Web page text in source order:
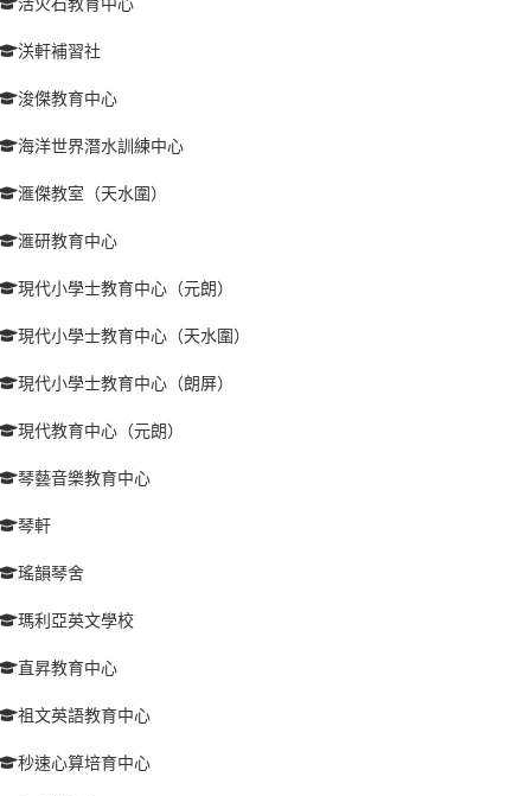
浂軒補習社
浚傑教育中心
海洋世界潛水訓練中心
滙傑教室（天水圍）
滙研教育中心
現代小學士教育中心（元朗）
現代小學士教育中心（天水圍）
現代小學士教育中心（朗屏）
現代教育中心（元朗）
琴藝音樂教育中心
琴軒
瑤韻琴舍
瑪利亞英文學校
直昇教育中心
祖文英語教育中心
秒速心算培育中心